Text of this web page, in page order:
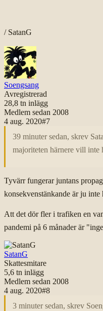
/ SatanG
Soengsang
Avregistrerad
28,8 tn inlägg
Medlem sedan 2008
4 aug. 2020#7
39 minuter sedan, skrev
majoriteten härnere vill inte
Tyvärr fungerar juntans
konsekvenstänkande är ju
Att det dör fler i trafiken en
pandemi på 6 månader är
SatanG
Skattesmitare
5,6 tn inlägg
Medlem sedan 2008
4 aug. 2020#8
3 minuter sedan, skrev